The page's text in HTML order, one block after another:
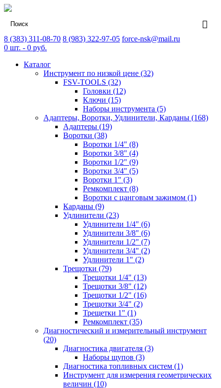
8 (383) 311-08-70 8 (983) 322-97-05 force-nsk@mail.ru
0 шт. - 0 руб.
Каталог
Инструмент по низкой цене (32)
FSV-TOOLS (32)
Головки (12)
Ключи (15)
Наборы инструмента (5)
Адаптеры, Воротки, Удлинители, Карданы (168)
Адаптеры (19)
Воротки (38)
Воротки 1/4" (8)
Воротки 3/8" (4)
Воротки 1/2" (9)
Воротки 3/4" (5)
Воротки 1" (3)
Ремкомплект (8)
Воротки с цанговым зажимом (1)
Карданы (9)
Удлинители (23)
Удлинители 1/4" (6)
Удлинители 3/8" (6)
Удлинители 1/2" (7)
Удлинители 3/4" (2)
Удлинители 1" (2)
Трещотки (79)
Трещотки 1/4" (13)
Трещотки 3/8" (12)
Трещотки 1/2" (16)
Трещотки 3/4" (2)
Трещетки 1" (1)
Ремкомплект (35)
Диагностический и измерительный инструмент
(20)
Диагностика двигателя (3)
Наборы щупов (3)
Диагностика топливных систем (1)
Инструмент для измерения геометрических
величин (10)